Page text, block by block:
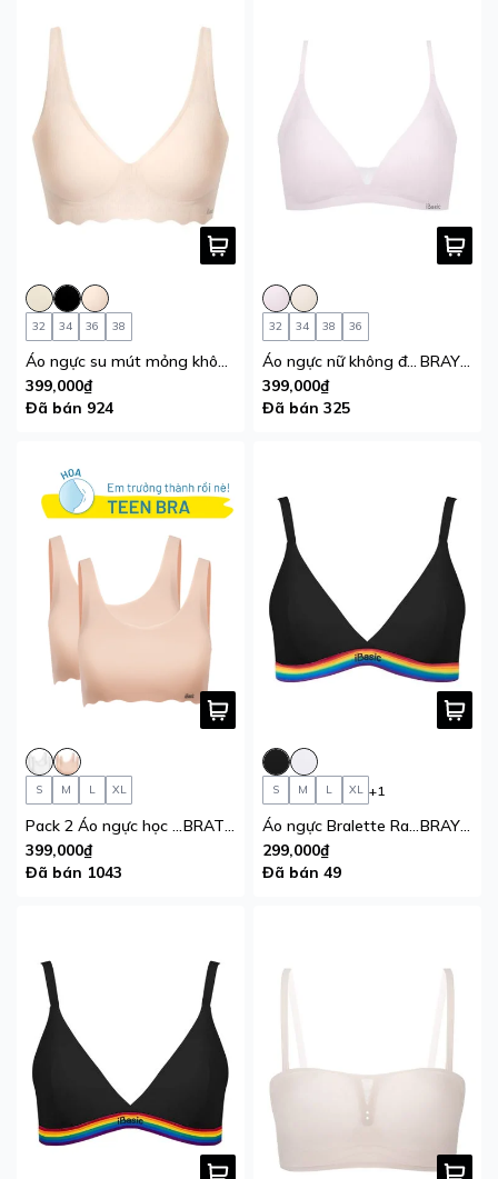
32 34 36 38
Áo ngực su mút mỏng không đường may iBasic tàng hình, không lộ viền BRAW111
399,000₫
Đã bán 924
32 34 38 36
Áo ngực nữ không đường may iBasic mút mỏng tam giác Bralette
BRAY103A
399,000₫
Đã bán 325
S M L XL
Pack 2 Áo ngực học sinh không đường may iBasic mút mỏng
BRAT030_PA2
399,000₫
Đã bán 1043
S M L XL +1
Áo ngực Bralette Rainbow Cotton USA iBasic mút mỏng tam giác lưng sọc loang
BRAY117B
299,000₫
Đã bán 49